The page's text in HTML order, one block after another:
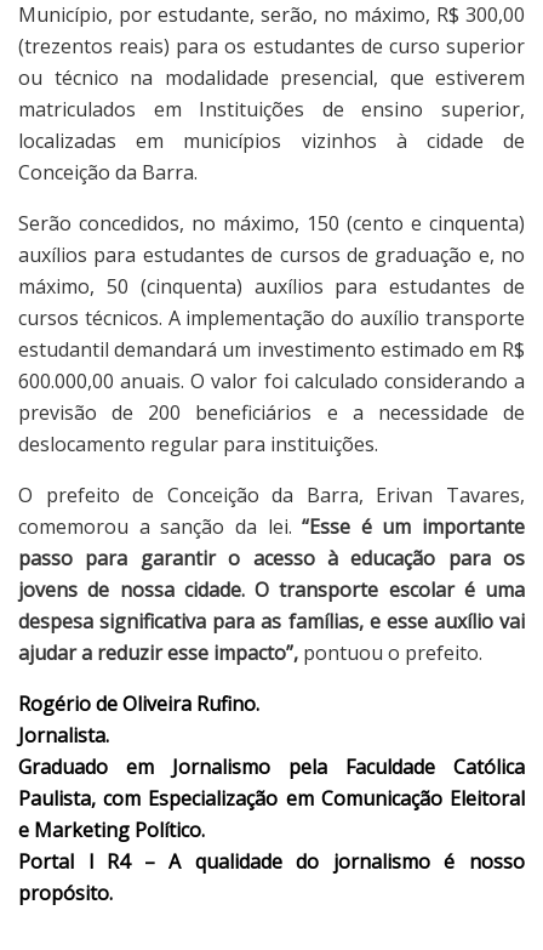
Município, por estudante, serão, no máximo, R$ 300,00
(trezentos reais) para os estudantes de curso superior
ou técnico na modalidade presencial, que estiverem
matriculados em Instituições de ensino superior,
localizadas em municípios vizinhos à cidade de
Conceição da Barra.
Serão concedidos, no máximo, 150 (cento e cinquenta)
auxílios para estudantes de cursos de graduação e, no
máximo, 50 (cinquenta) auxílios para estudantes de
cursos técnicos. A implementação do auxílio transporte
estudantil demandará um investimento estimado em R$
600.000,00 anuais. O valor foi calculado considerando a
previsão de 200 beneficiários e a necessidade de
deslocamento regular para instituições.
O prefeito de Conceição da Barra, Erivan Tavares,
comemorou a sanção da lei.“Esse é um importante
passo para garantir o acesso à educação para os
jovens de nossa cidade. O transporte escolar é uma
despesa significativa para as famílias, e esse auxílio vai
ajudar a reduzir esse impacto”, pontuou o prefeito.
Rogério de Oliveira Rufino.
Jornalista.
Graduado em Jornalismo pela Faculdade Católica
Paulista, com Especialização em Comunicação Eleitoral
e Marketing Político.
Portal l R4 – A qualidade do jornalismo é nosso
propósito.